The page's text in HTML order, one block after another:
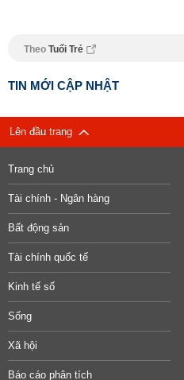
Theo Tuổi Trẻ
TIN MỚI CẬP NHẬT
Lên đầu trang
Trang chủ
Tài chính - Ngân hàng
Bất động sản
Tài chính quốc tế
Kinh tế số
Sống
Xã hội
Báo cáo phân tích